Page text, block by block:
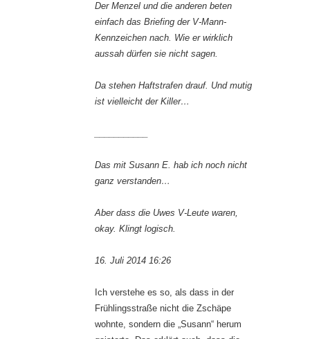
Der Menzel und die anderen beten
einfach das Briefing der V-Mann-
Kennzeichen nach. Wie er wirklich
aussah dürfen sie nicht sagen.
Da stehen Haftstrafen drauf. Und mutig
ist vielleicht der Killer…
Das mit Susann E. hab ich noch nicht
ganz verstanden…
Aber dass die Uwes V-Leute waren,
okay. Klingt logisch.
16. Juli 2014 16:26
Ich verstehe es so, als dass in der
Frühlingsstraße nicht die Zschäpe
wohnte, sondern die „Susann“ herum